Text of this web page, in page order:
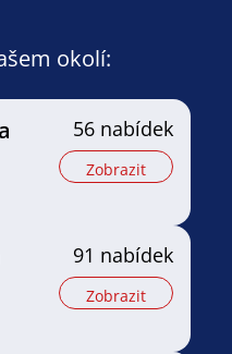
okolí:
56 nabídek
Zobrazit
91 nabídek
Zobrazit